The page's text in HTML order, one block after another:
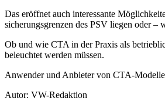
Das eröffnet auch interessante
sicherungsgrenzen des PSV liegen oder –
Ob und wie CTA in der Praxis als
beleuchtet werden müssen.
Anwender und Anbieter von CTA-
Autor: VW-Redaktion